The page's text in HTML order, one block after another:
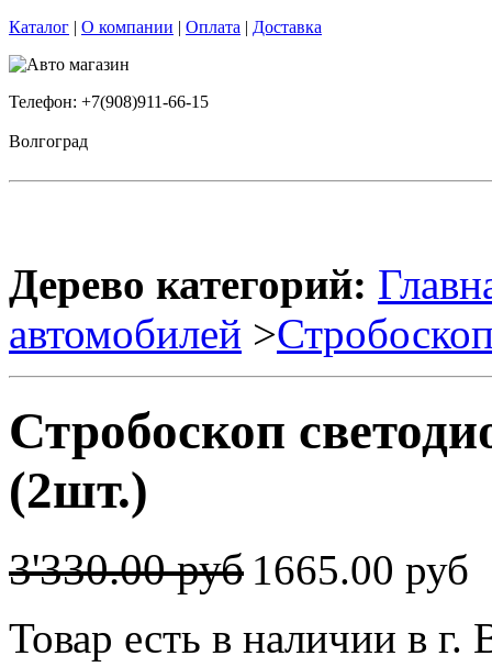
Каталог | О компании | Оплата | Доставка
Телефон: +7(908)911-66-15
Волгоград
Дерево категорий:
автомобилей >
Стробоскоп
(2шт.)
3'330.00 руб 1665.00 руб
Товар есть в наличии в г.